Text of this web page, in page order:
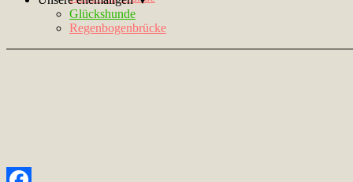
Glückshunde
Regenbogenbrücke